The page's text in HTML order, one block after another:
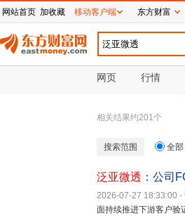
网页 行情
相关结果约201个
搜索范围 全部
泛亚微透 ：公司
2026-07-27 18:33:00 -
面持续推进下游客户验
网站首页 加收藏 移动客户端 东方财富